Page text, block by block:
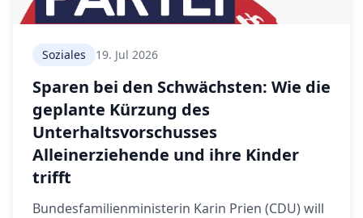
Soziales 19. Jul 2026
Sparen bei den Schwächsten: Wie die
geplante Kürzung des
Unterhaltsvorschusses
Alleinerziehende und ihre Kinder
trifft
Bundesfamilienministerin Karin Prien (CDU) will